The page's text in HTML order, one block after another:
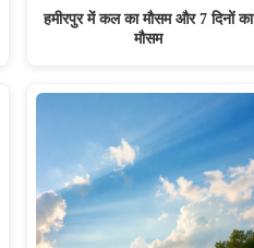
हमीरपुर में कल का मौसम और 7 दिनों का
मौसम